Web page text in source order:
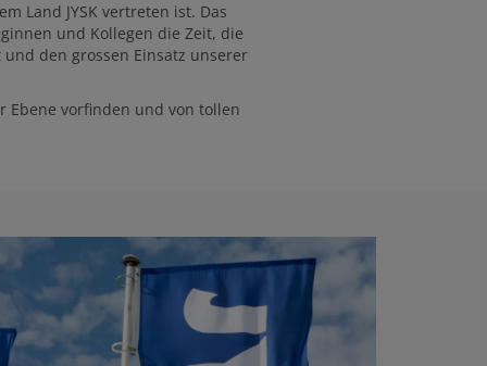
Land JYSK vertreten ist. Das
und Kollegen die Zeit, die
den grossen Einsatz unserer
vorfinden und von tollen